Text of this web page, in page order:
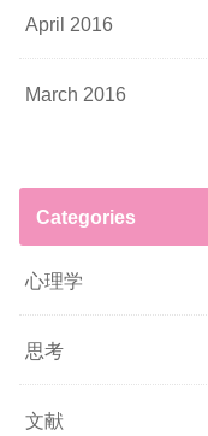
April 2016
March 2016
Categories
心理学
思考
文献